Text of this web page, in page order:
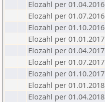
Elozahl per 01.04.2016
Elozahl per 01.07.2016
Elozahl per 01.10.2016
Elozahl per 01.01.2017
Elozahl per 01.04.2017
Elozahl per 01.07.2017
Elozahl per 01.10.2017
Elozahl per 01.01.2018
Elozahl per 01.04.2018